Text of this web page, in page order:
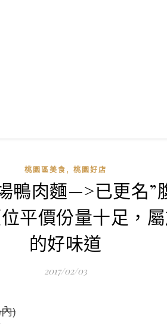
桃園區美食 , 桃園好店
鴨肉麵—>已更名”
平價份量十足，
的好味道
2017/02/03
)